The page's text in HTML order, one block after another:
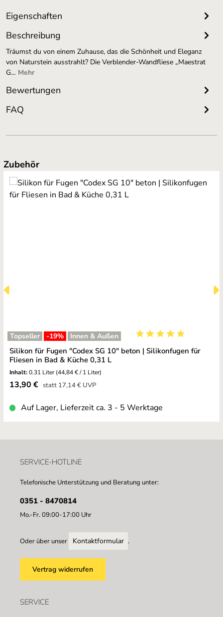
Eigenschaften
Beschreibung
Träumst du von einem Zuhause, das die Schönheit und Eleganz
von Naturstein ausstrahlt? Die Verblender-Wandfliese „Maestrat
G… Mehr
Bewertungen
FAQ
Produktgalerie überspringen
Zubehör
Topseller -19% Innen & Außen
Durchschnittliche
Silikon für Fugen "Codex SG 10" beton | Silikonfugen für
Fliesen in Bad & Küche 0,31 L
Inhalt:0.31 Liter(44,84 € / 1 Liter)
Verkaufspreis:
13,90 € statt Regulärer Preis:
17,14 €UVP
Auf Lager, Lieferzeit ca. 3 - 5 Werktage
SERVICE-HOTLINE
Telefonische Unterstützung und Beratung unter:
0351 - 8470814
Mo.-Fr. 09:00-17:00 Uhr
Oder über unser Kontaktformular .
Vertrag widerrufen
SERVICE